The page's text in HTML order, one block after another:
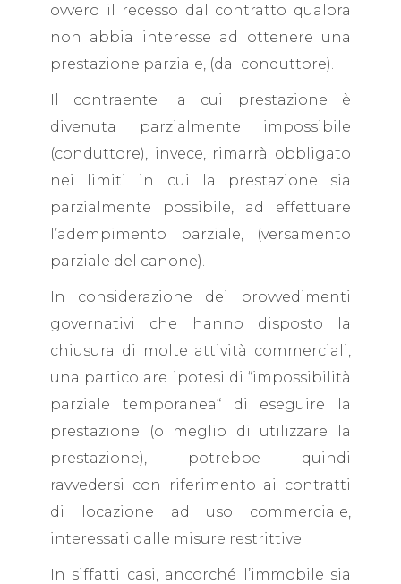
ovvero il recesso dal contratto qualora
non abbia interesse ad ottenere una
prestazione parziale, (dal conduttore).
Il contraente la cui prestazione è
divenuta parzialmente impossibile
(conduttore), invece, rimarrà obbligato
nei limiti in cui la prestazione sia
parzialmente possibile, ad effettuare
l’adempimento parziale, (versamento
parziale del canone).
In considerazione dei provvedimenti
governativi che hanno disposto la
chiusura di molte attività commerciali,
una particolare ipotesi di “impossibilità
parziale temporanea“ di eseguire la
prestazione (o meglio di utilizzare la
prestazione), potrebbe quindi
ravvedersi con riferimento ai contratti
di locazione ad uso commerciale,
interessati dalle misure restrittive.
In siffatti casi, ancorché l’immobile sia